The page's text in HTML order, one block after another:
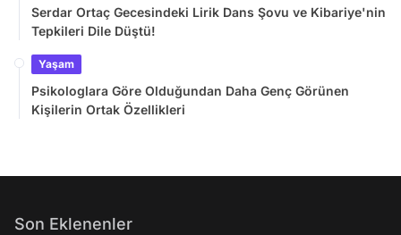
Serdar Ortaç Gecesindeki Lirik Dans Şovu ve Kibariye'nin
Tepkileri Dile Düştü!
Yaşam
Psikologlara Göre Olduğundan Daha Genç Görünen
Kişilerin Ortak Özellikleri
Son Eklenenler